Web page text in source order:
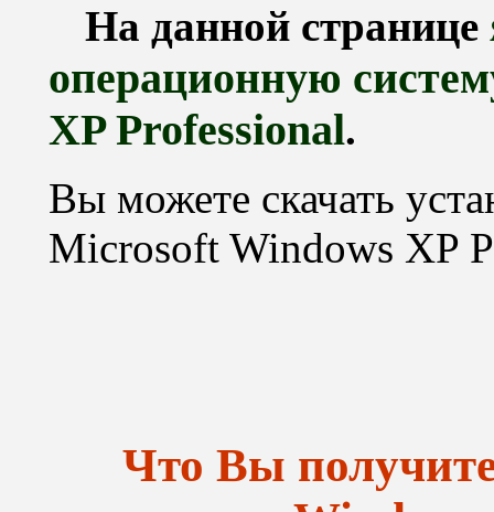
На данной странице
операционную
XP Professional.
Вы можете скачать
Microsoft Windows XP
Что Вы